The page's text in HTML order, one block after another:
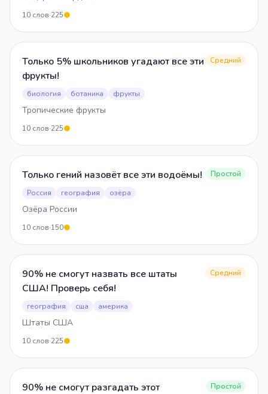
10 слов·225
Только 5% школьников угадают все эти
фрукты!
Средний
биология ботаника фрукты
Тропические фрукты
10 слов·225
Только гений назовёт все эти водоёмы!
Простой
Россия
география озёра
Озёра России
10 слов·150
90% не смогут назвать все штаты
США! Проверь себя!
Средний
география сша америка
Штаты США
10 слов·225
90% не смогут разгадать этот
Простой